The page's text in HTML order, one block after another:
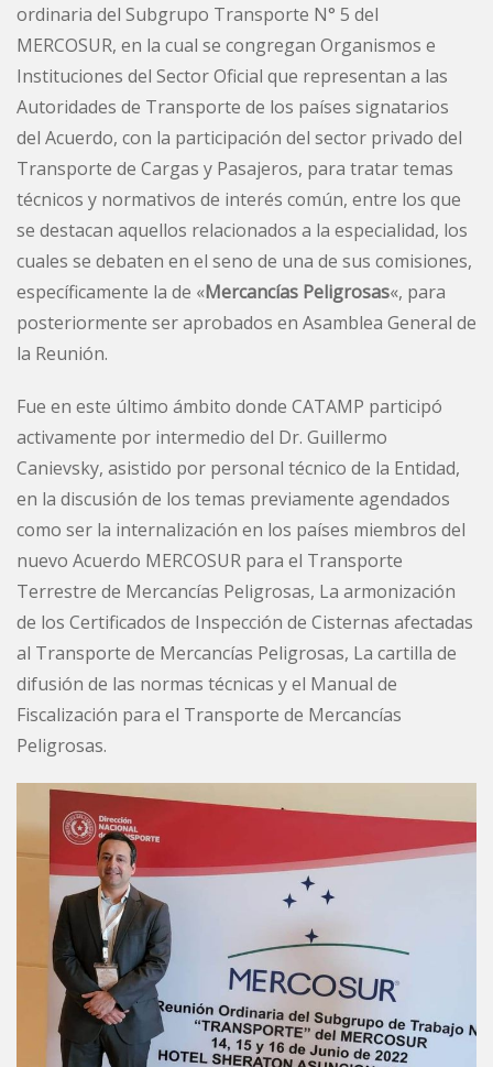
ordinaria del Subgrupo Transporte N° 5 del
MERCOSUR, en la cual se congregan Organismos e
Instituciones del Sector Oficial que representan a las
Autoridades de Transporte de los países signatarios
del Acuerdo, con la participación del sector privado del
Transporte de Cargas y Pasajeros, para tratar temas
técnicos y normativos de interés común, entre los que
se destacan aquellos relacionados a la especialidad, los
cuales se debaten en el seno de una de sus comisiones,
específicamente la de «Mercancías Peligrosas«, para
posteriormente ser aprobados en Asamblea General de
la Reunión.
Fue en este último ámbito donde CATAMP participó
activamente por intermedio del Dr. Guillermo
Canievsky, asistido por personal técnico de la Entidad,
en la discusión de los temas previamente agendados
como ser la internalización en los países miembros del
nuevo Acuerdo MERCOSUR para el Transporte
Terrestre de Mercancías Peligrosas, La armonización
de los Certificados de Inspección de Cisternas afectadas
al Transporte de Mercancías Peligrosas, La cartilla de
difusión de las normas técnicas y el Manual de
Fiscalización para el Transporte de Mercancías
Peligrosas.